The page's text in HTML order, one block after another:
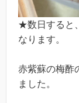
★数日すると
なります。
赤紫蘇の梅酢
ました。